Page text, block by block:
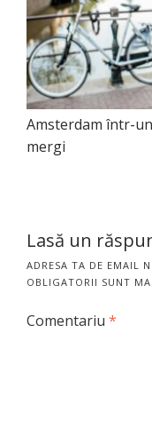
Amsterdam într-
mergi
Lasă un
ADRESA TA DE EMAIL
OBLIGATORII SUNT
Comentariu *